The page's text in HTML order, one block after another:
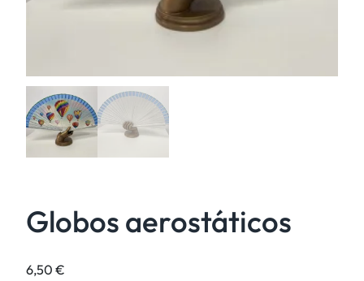
Globos aerostáticos
6,50 €